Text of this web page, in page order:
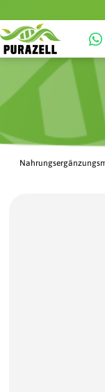
Bildergalerie